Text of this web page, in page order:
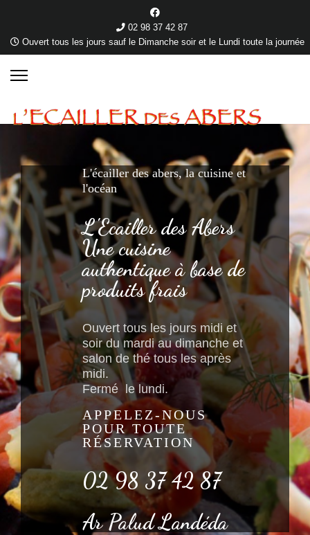
02 98 37 42 87
Ouvert tous les jours sauf le Dimanche soir et le Lundi toute la journée
L'écailler des abers, la cuisine et
l'océan
L'Ecailler des Abers
Une cuisine
authentique à base de
produits frais
Ouvert tous les jours midi et
soir du mardi au dimanche et
salon de thé tous les après
midi.
Fermé le lundi.
APPELEZ-NOUS
POUR TOUTE
RÉSERVATION
02 98 37 42 87
Ar Palud Landéda